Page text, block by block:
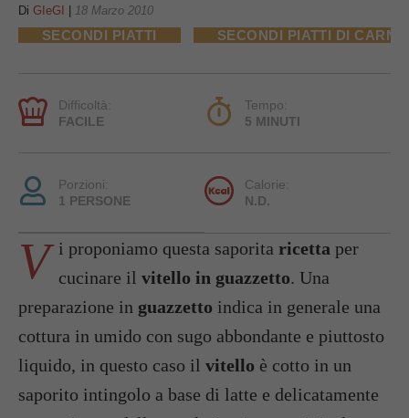
Di GIeGI 18 Marzo 2010
SECONDI PIATTI SECONDI PIATTI DI CARNE
Difficoltà:
FACILE
Tempo:
5 MINUTI
Porzioni:
1 PERSONE
Calorie:
N.D.
V i proponiamo questa saporita ricetta per
cucinare il vitello in guazzetto. Una
preparazione in guazzetto indica in generale una
cottura in umido con sugo abbondante e piuttosto
liquido, in questo caso il vitello è cotto in un
saporito intingolo a base di latte e delicatamente